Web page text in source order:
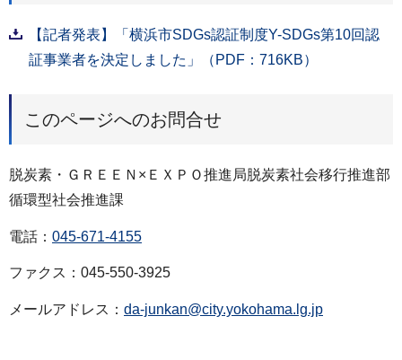
【記者発表】「横浜市SDGs認証制度Y-SDGs第10回認
証事業者を決定しました」（PDF：716KB）
このページへのお問合せ
脱炭素・ＧＲＥＥＮ×ＥＸＰＯ推進局脱炭素社会移行推進部
循環型社会推進課
電話： 045-671-4155
ファクス：045-550-3925
メールアドレス： da-junkan@city.yokohama.lg.jp